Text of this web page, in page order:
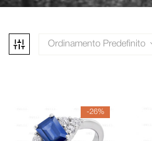
Ordinamento Predefinito
-26%